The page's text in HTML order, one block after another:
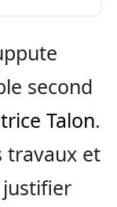
second
Talon.
travaux et